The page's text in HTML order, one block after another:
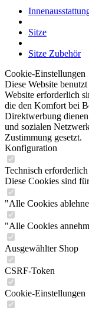
Sitze
Sitze Zubehör
Cookie-Einstellungen
Diese Website
Website erforderlich
die den Komfort bei
Direktwerbung
und sozialen
Zustimmung gesetzt.
Konfiguration
Technisch erforderlich
Diese Cookies sind
"Alle Cookies
"Alle Cookies
Ausgewählter Shop
CSRF-Token
Cookie-Einstellungen